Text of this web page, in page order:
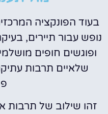
בעוד הפונקציה
נופש עבור תיירים,
ופוגשים חופים
שלאיים תרבות
זהו שילוב של תרבות